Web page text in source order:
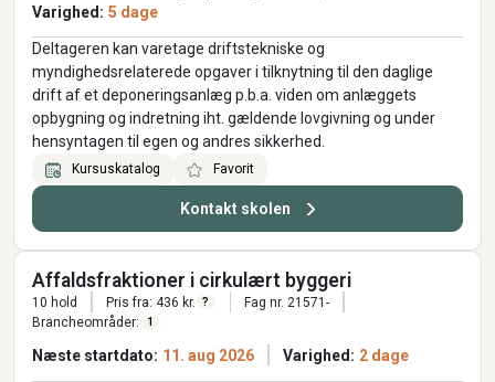
Varighed: 5 dage
Deltageren kan varetage driftstekniske og
myndighedsrelaterede opgaver i tilknytning til den daglige
drift af et deponeringsanlæg p.b.a. viden om anlæggets
opbygning og indretning iht. gældende lovgivning og under
hensyntagen til egen og andres sikkerhed.
Kursuskatalog Favorit
Kontakt skolen
Affaldsfraktioner i cirkulært byggeri
10 hold Pris fra: 436 kr. ?
Fag nr. 21571-
Brancheområder:
1
Næste startdato: 11. aug 2026 Varighed: 2 dage